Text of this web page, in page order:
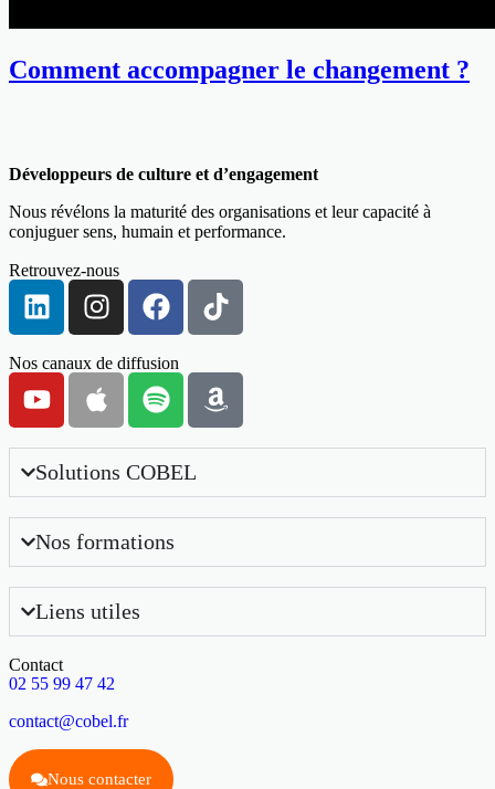
Comment accompagner le changement ?
Développeurs de culture et d’engagement
Nous révélons la maturité des organisations et leur capacité à
conjuguer sens, humain et performance.
Retrouvez-nous
Nos canaux de diffusion
Solutions COBEL
Nos formations
Liens utiles
Contact
02 55 99 47 42
contact@cobel.fr
Nous contacter